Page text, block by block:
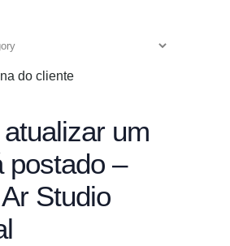
do cliente
um
postado –
Studio